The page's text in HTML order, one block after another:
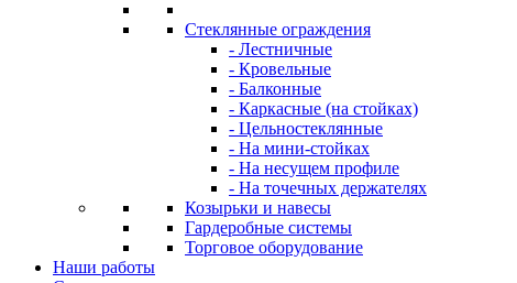
Стеклянные ограждения
- Лестничные
- Кровельные
- Балконные
- Каркасные (на стойках)
- Цельностеклянные
- На мини-стойках
- На несущем профиле
- На точечных держателях
Козырьки и навесы
Гардеробные системы
Торговое оборудование
Наши работы